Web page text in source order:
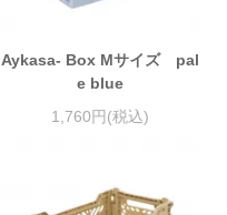
Aykasa- Box Mサイズ pal
e blue
1,760円(税込)